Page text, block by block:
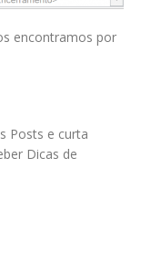
encontramos por
Posts e curta
Dicas de